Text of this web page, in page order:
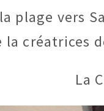
plage vers
créatrices
La